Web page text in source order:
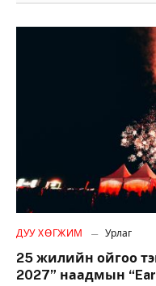
ДУУ ХӨГЖИМ Урлаг
25 жилийн ойгоо
2027” наадмын